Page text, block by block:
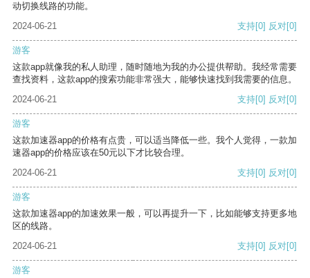
动切换线路的功能。
2024-06-21
支持[0] 反对[0]
游客
这款app就像我的私人助理，随时随地为我的办公提供帮助。我经常需要
查找资料，这款app的搜索功能非常强大，能够快速找到我需要的信息。
2024-06-21
支持[0] 反对[0]
游客
这款加速器app的价格有点贵，可以适当降低一些。我个人觉得，一款加
速器app的价格应该在50元以下才比较合理。
2024-06-21
支持[0] 反对[0]
游客
这款加速器app的加速效果一般，可以再提升一下，比如能够支持更多地
区的线路。
2024-06-21
支持[0] 反对[0]
游客